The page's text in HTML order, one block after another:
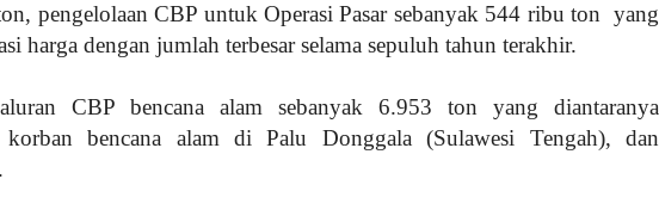
pengelolaan CBP untuk Operasi Pasar sebanyak 544 ribu ton yang
harga dengan jumlah terbesar selama sepuluh tahun terakhir.
CBP bencana alam sebanyak 6.953 ton yang diantaranya
bencana alam di Palu Donggala (Sulawesi Tengah), dan